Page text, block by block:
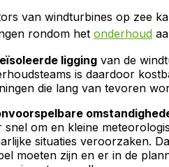
van windturbines op zee
rondom het onderhoud
ligging van de
is daardoor
die lang van tevoren
snel om en kleine
situaties veroorzaken.
moeten zijn en er in de